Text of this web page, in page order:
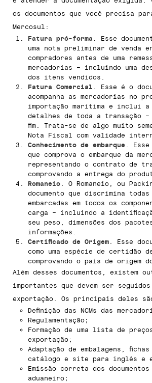
os documentos que você precisa
Mercosul:
Fatura pró-forma . Esse
uma nota preliminar de venda
compradores antes de uma
mercadorias – incluindo uma
dos itens vendidos.
Fatura Comercial . Esse é o
acompanha as mercadorias no
importação marítima e inclui a
detalhes de toda a transação
fim. Trata-se de algo muito
Nota Fiscal com validade
Conhecimento de embarque .
que comprova o embarque da
representando o contrato de
comprovando a entrega do
Romaneio . O Romaneio, ou
documento que discrimina
embarcadas em todos os
carga – incluindo a
seu peso, dimensões dos
informações.
Certificado de Origem . Esse
como uma espécie de certidão
comprovando o país de origem
Além desses documentos, existem
importantes que devem ser
exportação. Os principais deles
Definição das NCMs das
Regulamentação;
Formação de uma lista de
exportação;
Adaptação de embalagens,
catálogo e site para inglês e
Emissão correta dos documentos
aduaneiro;